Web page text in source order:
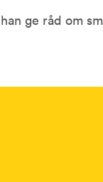
ge råd om